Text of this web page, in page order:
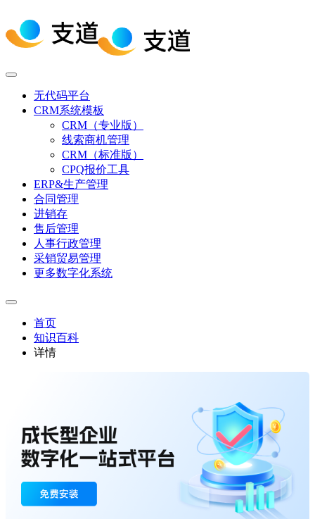
无代码平台
CRM系统模板
CRM（专业版）
线索商机管理
CRM（标准版）
CPQ报价工具
ERP&生产管理
合同管理
进销存
售后管理
人事行政管理
采销贸易管理
更多数字化系统
首页
知识百科
详情